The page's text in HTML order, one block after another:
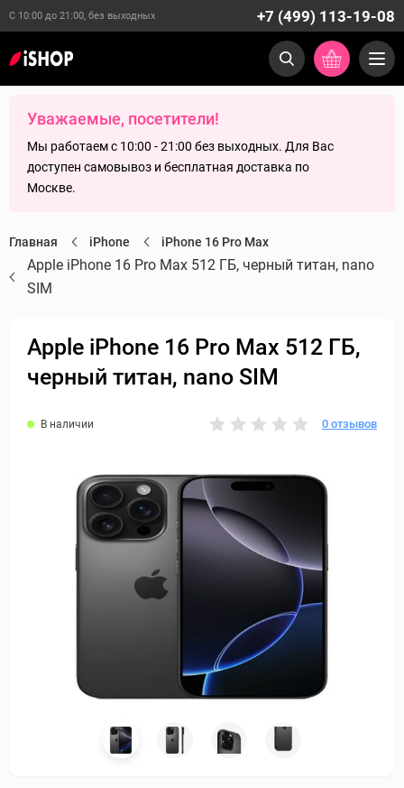
С 10:00 до 21:00, без выходных +7 (499) 113-19-08
Уважаемые, посетители!
Мы работаем с 10:00 - 21:00 без выходных. Для Вас
доступен самовывоз и бесплатная доставка по
Москве.
Главная iPhone iPhone 16 Pro Max
Apple iPhone 16 Pro Max 512 ГБ, черный титан, nano
SIM
Apple iPhone 16 Pro Max 512 ГБ,
черный титан, nano SIM
В наличии 0 отзывов